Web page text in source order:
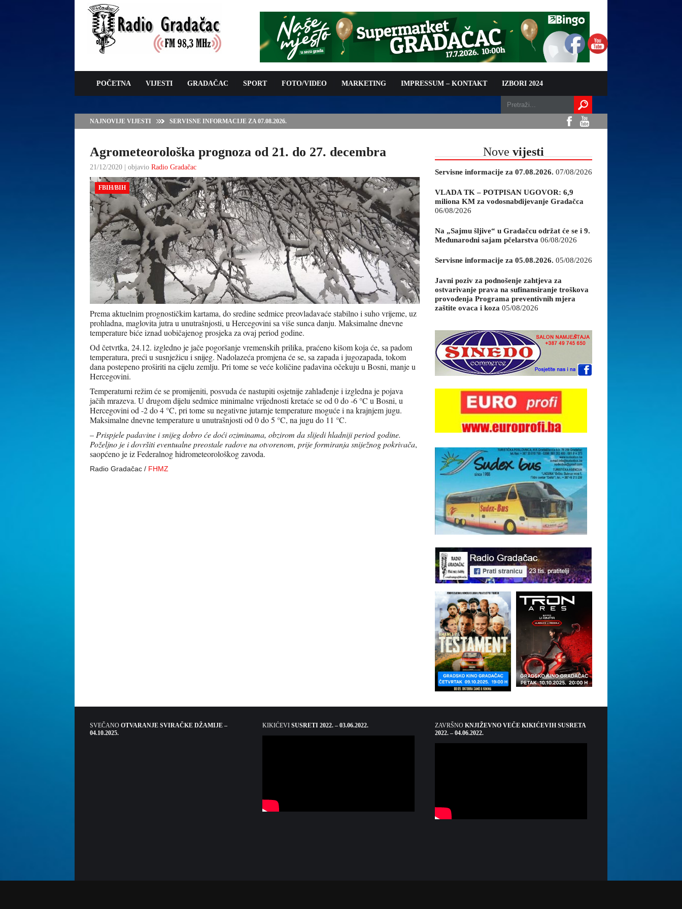
POČETNA VIJESTI GRADAČAC SPORT FOTO/VIDEO MARKETING IMPRESSUM – KONTAKT IZBORI 2024
NAJNOVIJE VIJESTI
VLADA TK – POTPISAN UGOVOR: 6,9 MILIONA KM ZA VODOSNABDIJEVANJE
GRADAČCA
Agrometeorološka prognoza od 21. do 27. decembra
21/12/2020 | objavio Radio Gradačac
FBIH/BIH
Prema aktuelnim prognostičkim kartama, do sredine sedmice preovladavaće stabilno i suho vrijeme, uz
prohladna, maglovita jutra u unutrašnjosti, u Hercegovini sa više sunca danju. Maksimalne dnevne
temperature biće iznad uobičajenog prosjeka za ovaj period godine.
Od četvrtka, 24.12. izgledno je jače pogoršanje vremenskih prilika, praćeno kišom koja će, sa padom
temperatura, preći u susnježicu i snijeg. Nadolazeća promjena će se, sa zapada i jugozapada, tokom
dana postepeno proširiti na cijelu zemlju. Pri tome se veće količine padavina očekuju u Bosni, manje u
Hercegovini.
Temperaturni režim će se promijeniti, posvuda će nastupiti osjetnije zahlađenje i izgledna je pojava
jačih mrazeva. U drugom dijelu sedmice minimalne vrijednosti kretaće se od 0 do -6 °C u Bosni, u
Hercegovini od -2 do 4 °C, pri tome su negativne jutarnje temperature moguće i na krajnjem jugu.
Maksimalne dnevne temperature u unutrašnjosti od 0 do 5 °C, na jugu do 11 °C.
– Prispjele padavine i snijeg dobro će doći oziminama, obzirom da slijedi hladniji period godine.
Poželjno je i dovršiti eventualne preostale radove na otvorenom, prije formiranja sniježnog pokrivača,
saopćeno je iz Federalnog hidrometeorološkog zavoda.
Radio Gradačac / FHMZ
Nove vijesti
Servisne informacije za 07.08.2026. 07/08/2026
VLADA TK – POTPISAN UGOVOR: 6,9
miliona KM za vodosnabdijevanje Gradačca
06/08/2026
Na „Sajmu šljive“ u Gradačcu održat će se i 9.
Međunarodni sajam pčelarstva 06/08/2026
Servisne informacije za 05.08.2026. 05/08/2026
Javni poziv za podnošenje zahtjeva za
ostvarivanje prava na sufinansiranje troškova
provođenja Programa preventivnih mjera
zaštite ovaca i koza 05/08/2026
SVEČANO OTVARANJE SVIRAČKE DŽAMIJE –
04.10.2025.
KIKIĆEVI SUSRETI 2022. – 03.06.2022. ZAVRŠNO KNJIŽEVNO VEČE KIKIĆEVIH SUSRETA
2022. – 04.06.2022.